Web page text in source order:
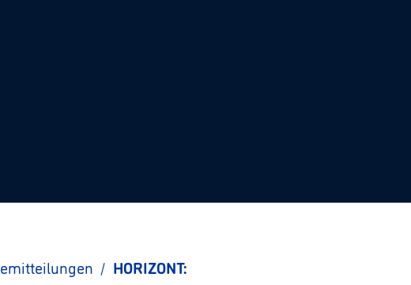
/ HORIZONT: